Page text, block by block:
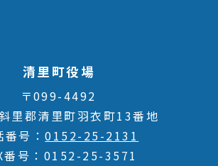
清里町役場
〒099-4492
里郡清里町羽衣町13番地
番号
0152-25-2131
番号
0152-25-3571